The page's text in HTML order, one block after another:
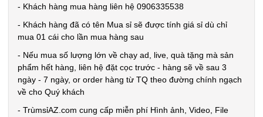
- Khách hàng mua hàng liên hệ 0906335538
- Khách hàng đã có tên Mua sỉ sẽ được tính giá sỉ dù chỉ
mua 01 cái cho lần mua hàng sau
- Nếu mua số lượng lớn về chạy ad, live, quà tặng mà sản
phẩm hết hàng, liên hệ đặt cọc trước - hàng sẽ về sau 3
ngày - 7 ngày, or order hàng từ TQ theo đường chính ngạch
về cho Quý khách
- TrùmsỉAZ.com cung cấp miễn phí Hình ảnh, Video, File